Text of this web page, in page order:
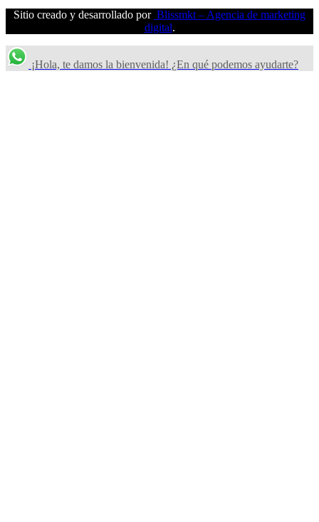
Sitio creado y desarrollado por Blissmkt – Agencia de marketing
digital.
¡Hola, te damos la bienvenida! ¿En qué podemos ayudarte?